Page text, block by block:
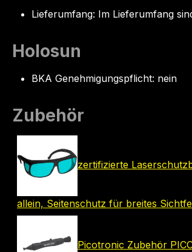
Lieferumfang: Im Lieferumfang
Holosun
BKA Genehmigungspflicht: nein
Zubehör
zertifizierte
allein, Seitenschutz für breites
Picotronic Zubehör